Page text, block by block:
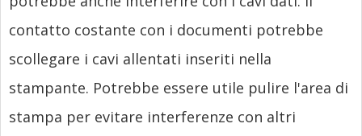
contatto costante con i documenti potrebbe
scollegare i cavi allentati inseriti nella
stampante. Potrebbe essere utile pulire l'area di
stampa per evitare interferenze con altri